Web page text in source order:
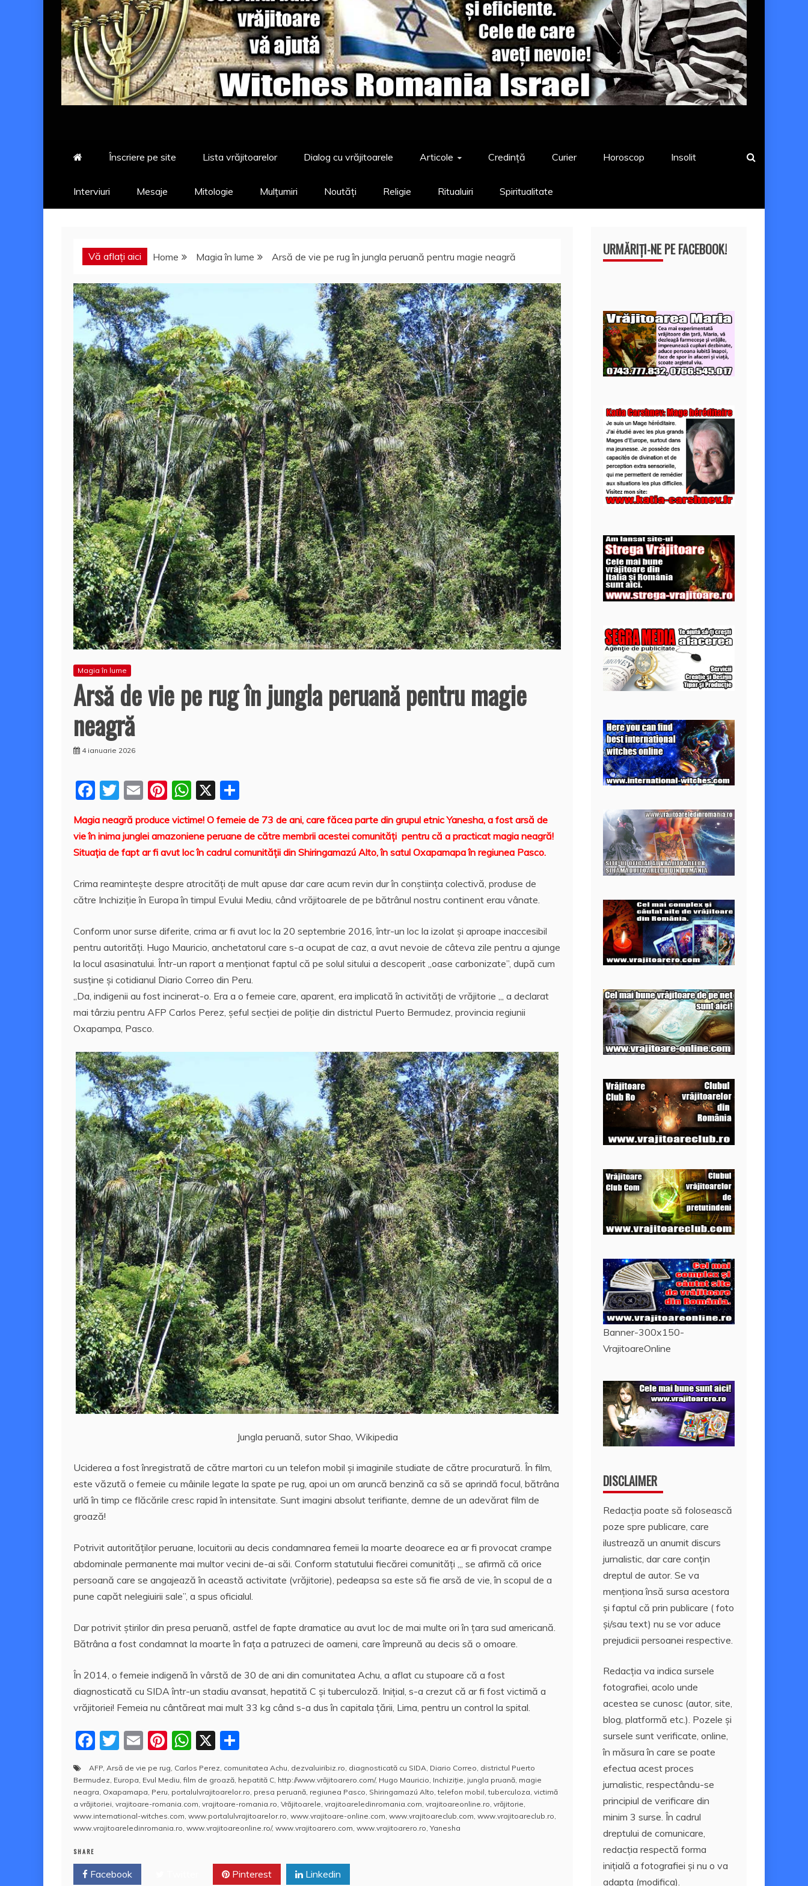
Înscriere pe site Lista vrăjitoarelor Dialog cu vrăjitoarele Articole Credință Curier Horoscop Insolit
Interviuri Mesaje Mitologie Mulțumiri Noutăți Religie Ritualuiri Spiritualitate
Vă aflați aici Home Magia în lume Arsă de vie pe rug în jungla peruană pentru magie neagră
Magia în lume
Arsă de vie pe rug în jungla peruană pentru magie
neagră
4 ianuarie 2026
F
c
e
o
o
k
T
w
itt
er
E
ai
l
Pi
er
e
W
at
s
p
p
X
rt
aj
a
z
ă
Magia neagră produce victime! O femeie de 73 de ani, care făcea parte din grupul etnic Yanesha, a fost arsă de
vie în inima junglei amazoniene peruane de către membrii acestei comunităţi pentru că a practicat magia neagră!
Situația de fapt ar fi avut loc în cadrul comunității din Shiringamazú Alto, în satul Oxapamapa în regiunea Pasco.
Crima reaminteşte despre atrocități de mult apuse dar care acum revin dur în conştiinţa colectivă, produse de
către Inchiziție în Europa în timpul Evului Mediu, când vrăjitoarele de pe bătrânul nostru continent erau vânate.
Conform unor surse diferite, crima ar fi avut loc la 20 septembrie 2016, într-un loc la izolat şi aproape inaccesibil
pentru autorități. Hugo Mauricio, anchetatorul care s-a ocupat de caz, a avut nevoie de câteva zile pentru a ajunge
la locul asasinatului. Într-un raport a menționat faptul că pe solul sitului a descoperit „oase carbonizate”, după cum
susţine şi cotidianul Diario Correo din Peru.
„Da, indigenii au fost incinerat-o. Era a o femeie care, aparent, era implicată în activități de vrăjitorie „, a declarat
mai târziu pentru AFP Carlos Perez, șeful secției de poliție din districtul Puerto Bermudez, provincia regiunii
Oxapampa, Pasco.
Jungla peruană, sutor Shao, Wikipedia
Uciderea a fost înregistrată de către martori cu un telefon mobil și imaginile studiate de către procuratură. În film,
este văzută o femeie cu mâinile legate la spate pe rug, apoi un om aruncă benzină ca să se aprindă focul, bătrâna
urlă în timp ce flăcările cresc rapid în intensitate. Sunt imagini absolut terifiante, demne de un adevărat film de
groază!
Potrivit autorităților peruane, locuitorii au decis condamnarea femeii la moarte deoarece ea ar fi provocat crampe
abdominale permanente mai multor vecini de-ai săi. Conform statutului fiecărei comunităţi „, se afirmă că orice
persoană care se angajează în această activitate (vrăjitorie), pedeapsa sa este să fie arsă de vie, în scopul de a
pune capăt nelegiuirii sale”, a spus oficialul.
Dar potrivit știrilor din presa peruană, astfel de fapte dramatice au avut loc de mai multe ori în ţara sud americană.
Bătrâna a fost condamnat la moarte în fața a patruzeci de oameni, care împreună au decis să o omoare.
În 2014, o femeie indigenă în vârstă de 30 de ani din comunitatea Achu, a aflat cu stupoare că a fost
diagnosticată cu SIDA într-un stadiu avansat, hepatită C şi tuberculoză. Iniţial, s-a crezut că ar fi fost victimă a
vrăjitoriei! Femeia nu cântăreat mai mult 33 kg când s-a dus în capitala ţării, Lima, pentru un control la spital.
F
a
c
e
b
o
k
T
w
itt
er
E
ai
l
Pi
nt
er
e
st
W
h
at
s
A
p
X
a
rt
aj
e
a
ă
AFP Arsă de vie pe rug Carlos Perez comunitatea Achu dezvaluiribiz.ro diagnosticată cu SIDA Diario Correo districtul Puerto
Bermudez Europa Evul Mediu ,film de groază hepatită C http://www.vrăjitoarero.com/, Hugo Mauricio Inchiziție jungla pruană magie
neagra Oxapamapa Peru portalulvrajitoarelor.ro presa peruană regiunea Pasco Shiringamazú Alto ,telefon mobil ,tuberculoza victimă
a vrăjitoriei vrajitoare-romania.com vrajitoare-romania.ro Vrăjitoarele vrajitoareledinromania.com vrajitoareonline.ro vrăjitorie
www.international-witches.com www.portalulvrajitoarelor.ro www.vrajitoare-online.com www.vrajitoareclub.com www.vrajitoareclub.ro
www.vrajitoareledinromania.ro www.vrajitoareonline.ro/, www.vrajitoarero.com www.vrajitoarero.ro Yanesha
SHARE
Facebook Pinterest Linkedin
URMĂRIȚI-NE PE FACEBOOK!
Banner-300x150-
VrajitoareOnline
DISCLAIMER
Redacția poate să folosească
poze spre publicare, care
ilustrează un anumit discurs
jurnalistic, dar care conțin
dreptul de autor. Se va
menționa însă sursa acestora
și faptul că prin publicare ( foto
și/sau text) nu se vor aduce
prejudicii persoanei respective.
Redacția va indica sursele
fotografiei, acolo unde
acestea se cunosc (autor, site,
blog, platformă etc.). Pozele și
sursele sunt verificate, online,
în măsura în care se poate
efectua acest proces
jurnalistic, respectându-se
principiul de verificare din
minim 3 surse. În cadrul
dreptului de comunicare,
redacția respectă forma
inițială a fotografiei și nu o va
adapta (modifica).